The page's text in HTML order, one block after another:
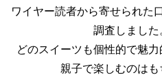
ワイヤー読者から寄せられた
調査しました
どのスイーツも個性的で魅力
親子で楽しむのはも